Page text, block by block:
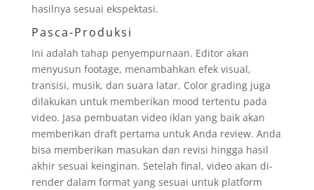
hasilnya sesuai ekspektasi.
Pasca-Produksi
Ini adalah tahap penyempurnaan. Editor akan
menyusun footage, menambahkan efek visual,
transisi, musik, dan suara latar. Color grading juga
dilakukan untuk memberikan mood tertentu pada
video. Jasa pembuatan video iklan yang baik akan
memberikan draft pertama untuk Anda review. Anda
bisa memberikan masukan dan revisi hingga hasil
akhir sesuai keinginan. Setelah final, video akan di-
render dalam format yang sesuai untuk platform